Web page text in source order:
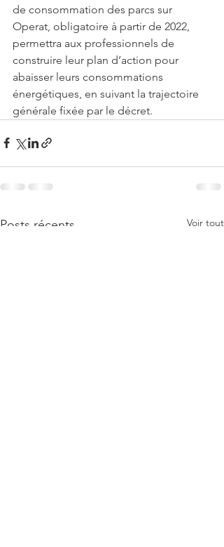
de consommation des parcs sur
Operat, obligatoire à partir de 2022,
permettra aux professionnels de
construire leur plan d’action pour
abaisser leurs consommations
énergétiques, en suivant la trajectoire
générale fixée par le décret.
Posts récents Voir tout